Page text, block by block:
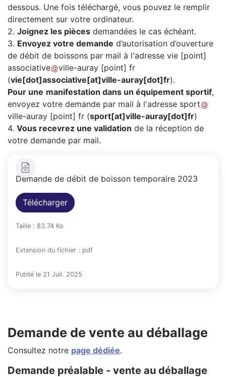
dessous. Une fois téléchargé, vous pouvez le remplir
directement sur votre ordinateur.
2. Joignez les pièces demandées le cas échéant.
3. Envoyez votre demande d’autorisation d’ouverture
de débit de boissons par mail à l'adresse vie [point]
associative
ville-auray [point] fr
(vie[dot]associative[at]ville-auray[dot]fr).
Pour une manifestation dans un équipement sportif,
envoyez votre demande par mail à l'adresse sport
ville-auray [point] fr (sport[at]ville-auray[dot]fr)
4. Vous recevrez une validation de la réception de
votre demande par mail.
Demande de débit de boisson temporaire 2023
Télécharger
Taille : 83.74 Ko
Extension du fichier : pdf
Publié le 21 Juil. 2025
Demande de vente au déballage
Consultez notre page dédiée.
Demande préalable - vente au déballage